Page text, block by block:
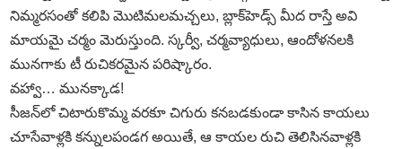
నిమ్మరసంతో కలిపి మొటిమలమచ్చలు, బ్లాక్‌హెడ్స్‌ మీద రాస్తే అవి
మాయమై చర్మం మెరుస్తుంది. స్కర్వీ, చర్మవ్యాధులు, ఆందోళనలకి
మునగాకు టీ రుచికరమైన పరిష్కారం.
వహ్వా… మునక్కాడ!
సీజన్‌లో చిటారుకొమ్మ వరకూ చిగురు కనబడకుండా కాసిన కాయలు
చూసేవాళ్లకి కన్నులపండగ అయితే, ఆ కాయల రుచి తెలిసినవాళ్లకి